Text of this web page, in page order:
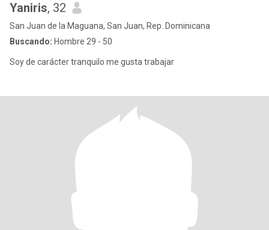
Yaniris, 32
San Juan de la Maguana, San Juan, Rep. Dominicana
Buscando: Hombre 29 - 50
Soy de carácter tranquilo me gusta trabajar